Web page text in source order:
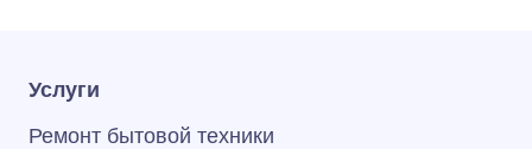
Услуги
Ремонт бытовой техники